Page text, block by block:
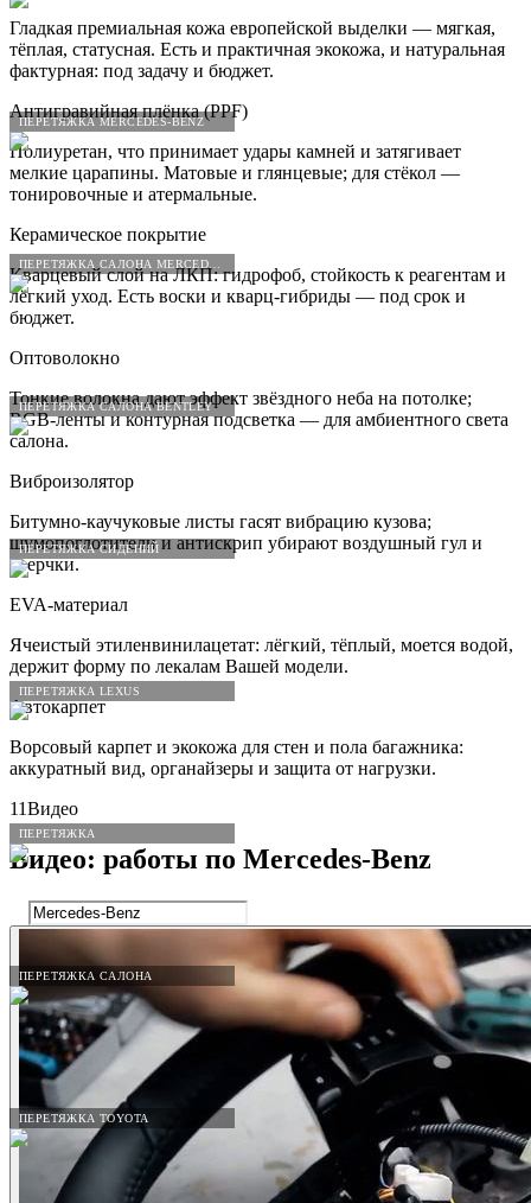
ПЕРЕТЯЖКА MERCEDES-BENZ
ПЕРЕТЯЖКА САЛОНА BENTLEY
ПЕРЕТЯЖКА СИДЕНИЙ
ПЕРЕТЯЖКА LEXUS
ПЕРЕТЯЖКА
ПЕРЕТЯЖКА САЛОНА
ПЕРЕТЯЖКА TOYOTA
Гладкая премиальная кожа европейской выделки — мягкая,
тёплая, статусная. Есть и практичная экокожа, и натуральная
фактурная: под задачу и бюджет.
Антигравийная плёнка (PPF)
Полиуретан, что принимает удары камней и затягивает
мелкие царапины. Матовые и глянцевые; для стёкол —
тонировочные и атермальные.
Керамическое покрытие
Кварцевый слой на ЛКП: гидрофоб, стойкость к реагентам и
лёгкий уход. Есть воски и кварц-гибриды — под срок и
бюджет.
Оптоволокно
Тонкие волокна дают эффект звёздного неба на потолке;
RGB-ленты и контурная подсветка — для амбиентного света
салона.
Виброизолятор
Битумно-каучуковые листы гасят вибрацию кузова;
шумопоглотители и антискрип убирают воздушный гул и
сверчки.
EVA-материал
Ячеистый этиленвинилацетат: лёгкий, тёплый, моется водой,
держит форму по лекалам Вашей модели.
Автокарпет
Ворсовый карпет и экокожа для стен и пола багажника:
аккуратный вид, органайзеры и защита от нагрузки.
11Видео
Видео: работы по Mercedes-Benz